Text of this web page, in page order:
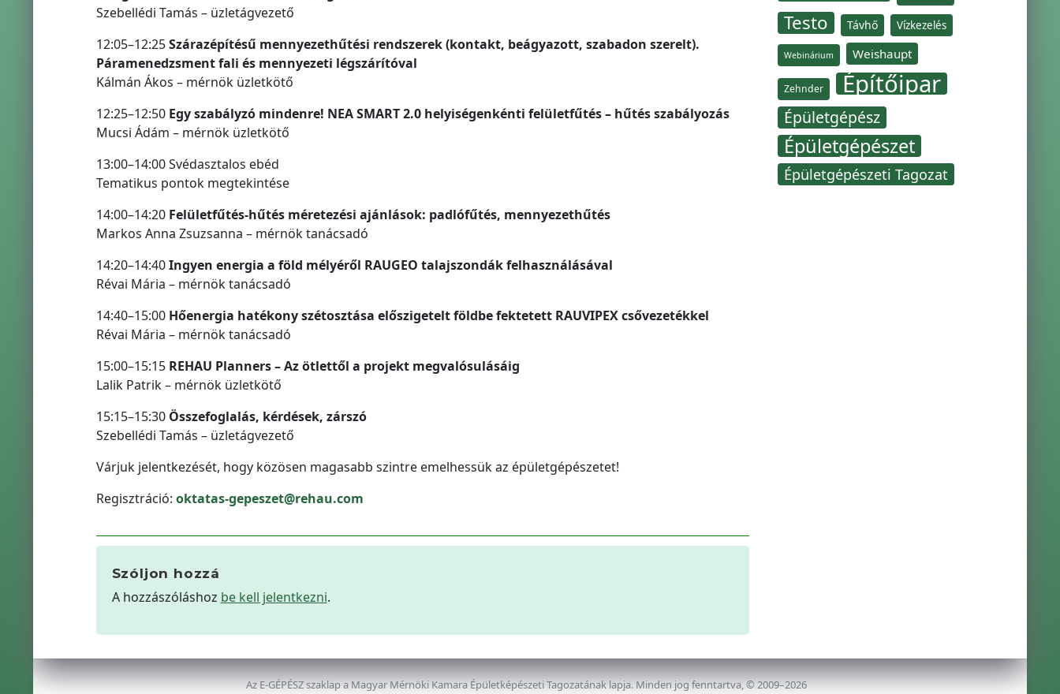
Szebellédi Tamás – üzletágvezető
12:05–12:25Szárazépítésű mennyezethűtési rendszerek (kontakt, beágyazott, szabadon szerelt).
Páramenedzsment fali és mennyezeti légszárítóval
Kálmán Ákos – mérnök üzletkötő
12:25–12:50 Egy szabályzó mindenre! NEA SMART 2.0 helyiségenkénti felületfűtés – hűtés szabályozás
Mucsi Ádám – mérnök üzletkötő
13:00–14:00 Svédasztalos ebéd
Tematikus pontok megtekintése
14:00–14:20 Felületfűtés-hűtés méretezési ajánlások: padlófűtés, mennyezethűtés
Markos Anna Zsuzsanna – mérnök tanácsadó
14:20–14:40Ingyen energia a föld mélyéről RAUGEO talajszondák felhasználásával
Révai Mária – mérnök tanácsadó
14:40–15:00 Hőenergia hatékony szétosztása előszigetelt földbe fektetett RAUVIPEX csővezetékkel
Révai Mária – mérnök tanácsadó
15:00–15:15 REHAU Planners – Az ötlettől a projekt megvalósulásáig
Lalik Patrik – mérnök üzletkötő
15:15–15:30 Összefoglalás, kérdések, zárszó
Szebellédi Tamás – üzletágvezető
Várjuk jelentkezését, hogy közösen magasabb szintre emelhessük az épületgépészetet!
Regisztráció: oktatas-gepeszet@rehau.com
Szóljon hozzá
A hozzászóláshoz be kell jelentkezni.
Testo Távhő Vízkezelés
Webinárium Weishaupt
Zehnder Építőipar
Épületgépész
Épületgépészet
Épületgépészeti Tagozat
Az E-GÉPÉSZ szaklap a Magyar Mérnöki Kamara Épületképészeti Tagozatának lapja. Minden jog fenntartva, © 2009–2026